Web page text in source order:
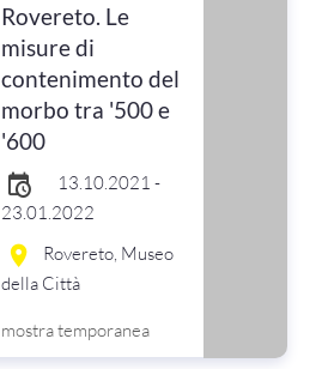
Rovereto. Le
misure di
contenimento del
morbo tra '500 e
'600
13.10.2021 -
23.01.2022
Rovereto, Museo
della Città
mostra temporanea